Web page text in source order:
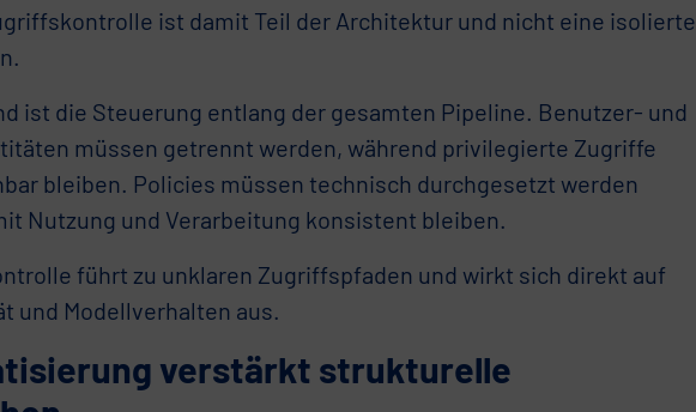
ist damit Teil der Architektur und nicht eine isolierte
ist die Steuerung entlang der gesamten Pipeline. Benutzer- und
müssen getrennt werden, während privilegierte Zugriffe
bleiben. Policies müssen technisch durchgesetzt werden
Nutzung und Verarbeitung konsistent bleiben.
führt zu unklaren Zugriffspfaden und wirkt sich direkt auf
und Modellverhalten aus.
verstärkt strukturelle